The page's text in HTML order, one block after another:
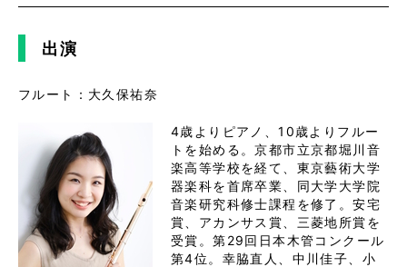
出演
フルート：大久保祐奈
4歳よりピアノ、10歳よりフルー
トを始める。京都市立京都堀川音
楽高等学校を経て、東京藝術大学
器楽科を首席卒業、同大学大学院
音楽研究科修士課程を修了。安宅
賞、アカンサス賞、三菱地所賞を
受賞。第29回日本木管コンクール
第4位。幸脇直人、中川佳子、小